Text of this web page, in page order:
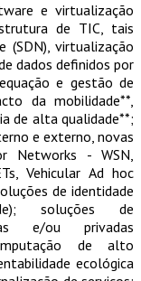
e virtualização
de TIC, tais
(SDN), virtualização
dados definidos por
e gestão de
da mobilidade**,
de alta qualidade**;
e externo, novas
Networks - WSN,
Vehicular Ad hoc
de identidade
soluções de
e/ou privadas
de alto
ecológica